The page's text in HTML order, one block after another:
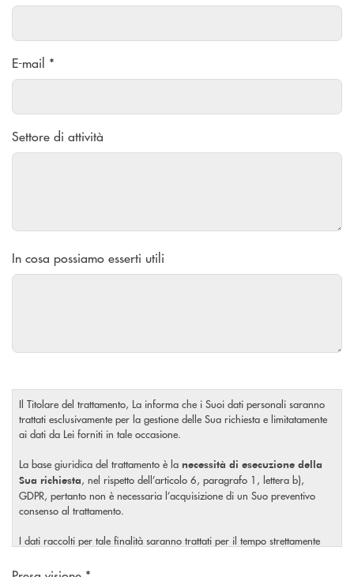
E-mail *
Settore di attività
In cosa possiamo esserti utili
Il Titolare del trattamento, La informa che i Suoi dati personali saranno
trattati esclusivamente per la gestione delle Sua richiesta e limitatamente
ai dati da Lei forniti in tale occasione.
La base giuridica del trattamento è la necessità di esecuzione della
Sua richiesta, nel rispetto dell’articolo 6, paragrafo 1, lettera b),
GDPR, pertanto non è necessaria l’acquisizione di un Suo preventivo
consenso al trattamento.
I dati raccolti per tale finalità saranno trattati per il tempo strettamente